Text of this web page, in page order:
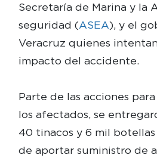
Secretaría de Marina y la
seguridad (ASEA), y el
Veracruz quienes
impacto del accidente.
Parte de las acciones
los afectados, se
40 tinacos y 6 mil botellas
de aportar suministro de